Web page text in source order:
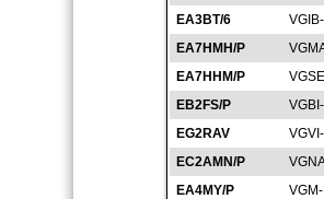
EA3BT/6
EA7HMH/P
EA7HHM/P
EB2FS/P
EG2RAV
EC2AMN/P
EA4MY/P